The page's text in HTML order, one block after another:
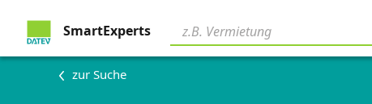
SmartExperts
zur Suche